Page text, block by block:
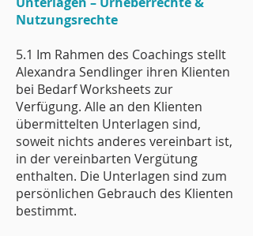
Nutzungsrechte
5.1 Im Rahmen des Coachings stellt
Alexandra Sendlinger ihren Klienten
bei Bedarf Worksheets zur
Verfügung. Alle an den Klienten
übermittelten Unterlagen sind,
soweit nichts anderes vereinbart ist,
in der vereinbarten Vergütung
enthalten. Die Unterlagen sind zum
persönlichen Gebrauch des Klienten
bestimmt.